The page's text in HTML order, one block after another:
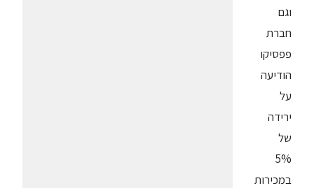
וגם
חברת
פפסיקו
הודיעה
על
ירידה
של
5%
במכירות